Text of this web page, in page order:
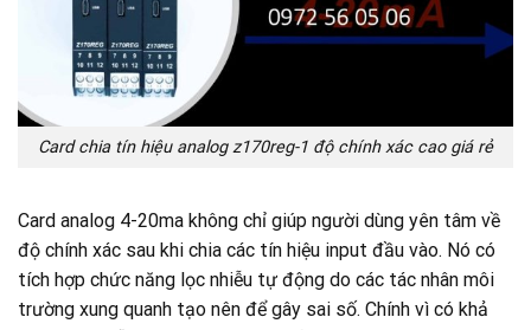
Card chia tín hiệu analog z170reg-1 độ chính xác cao giá rẻ
Card analog 4-20ma không chỉ giúp người dùng yên tâm về
độ chính xác sau khi chia các tín hiệu input đầu vào. Nó có
tích hợp chức năng lọc nhiễu tự động do các tác nhân môi
trường xung quanh tạo nên để gây sai số. Chính vì có khả